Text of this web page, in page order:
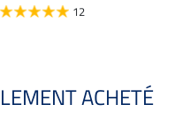
12
ACHETÉ